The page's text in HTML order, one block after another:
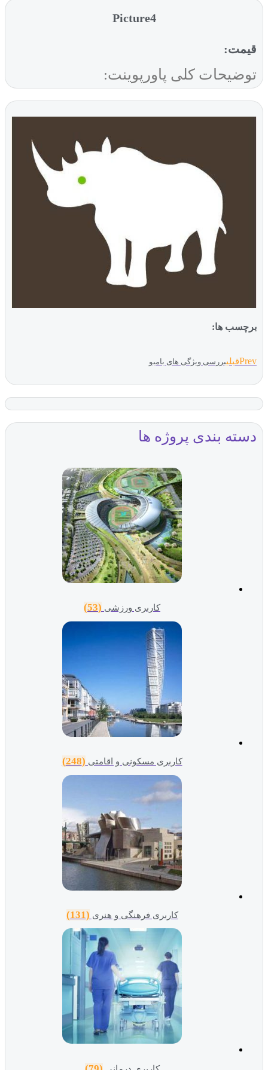
Picture4
قیمت:
توضیحات کلی پاورپوینت:
برچسب ها:
Prevقبلیبررسی ویژگی های بامبو
دسته بندی پروژه ها
کاربری ورزشی (53)
کاربری مسکونی و اقامتی (248)
کاربری فرهنگی و هنری (131)